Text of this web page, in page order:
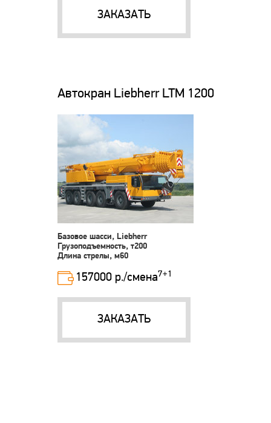
ЗАКАЗАТЬ
Автокран Liebherr LTM 1200
Базовое шасси, Liebherr
Грузоподъемность, т200
Длина стрелы, м60
157000 р./смена7+1
ЗАКАЗАТЬ